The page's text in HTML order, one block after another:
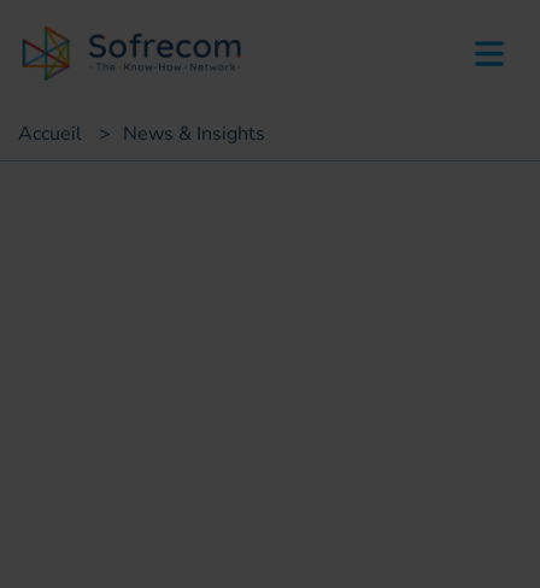
Accueil > News & Insights